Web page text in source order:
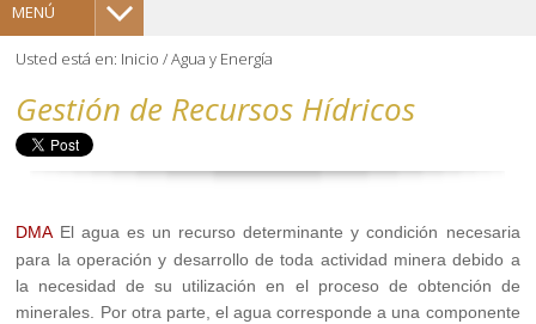
MENÚ
Usted está en: Inicio /Agua y Energía
Gestión de Recursos Hídricos
DMAEl agua es un recurso determinante y condición necesaria
para la operación y desarrollo de toda actividad minera debido a
la necesidad de su utilización en el proceso de obtención de
minerales. Por otra parte, el agua corresponde a una componente